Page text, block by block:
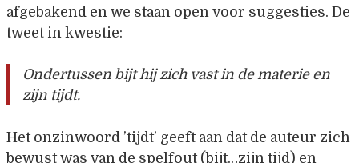
afgebakend en we staan open voor suggesties. De
tweet in kwestie:
Ondertussen bijt hij zich vast in de materie en
zijn tijdt.
Het onzinwoord ’tijdt’ geeft aan dat de auteur zich
bewust was van de spelfout (bijt…zijn tijd) en